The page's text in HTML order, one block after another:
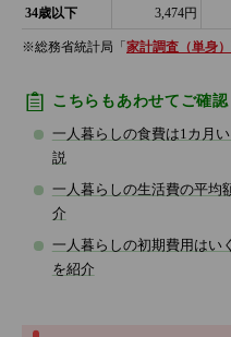
34歳以下
3,474円
※総務省統計局「 家計調査（単身
こちらもあわせてご確
一人暮らしの食費は1カ月
説
一人暮らしの生活費の平均
介
一人暮らしの初期費用はい
を紹介